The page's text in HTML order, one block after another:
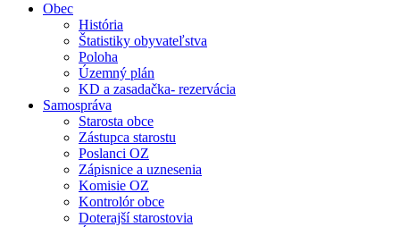
Obec
História
Štatistiky obyvateľstva
Poloha
Územný plán
KD a zasadačka- rezervácia
Samospráva
Starosta obce
Zástupca starostu
Poslanci OZ
Zápisnice a uznesenia
Komisie OZ
Kontrolór obce
Doterajší starostovia